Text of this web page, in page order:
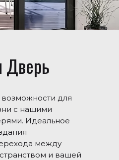
Дверь
для
с нашими
Идеальное
между
и вашей